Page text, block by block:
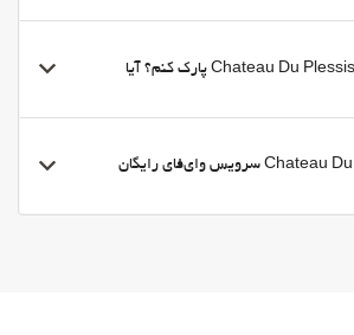
آیا می‌توانم در Chateau Du Plessis Anjou پارک کنم؟ آیا
آیا در Chateau Du Plessis Anjou سرویس وای‌فای رایگان